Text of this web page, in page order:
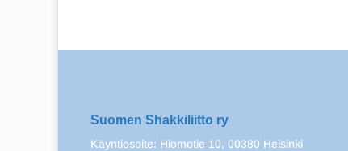
Suomen Shakkiliitto ry
Käyntiosoite: Hiomotie 10, 00380 Helsinki